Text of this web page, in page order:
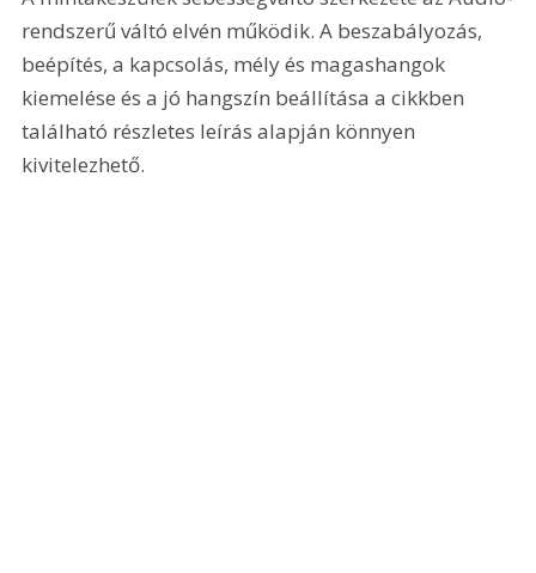
rendszerű váltó elvén működik. A beszabályozás,
beépítés, a kapcsolás, mély és magashangok
kiemelése és a jó hangszín beállítása a cikkben
található részletes leírás alapján könnyen
kivitelezhető.